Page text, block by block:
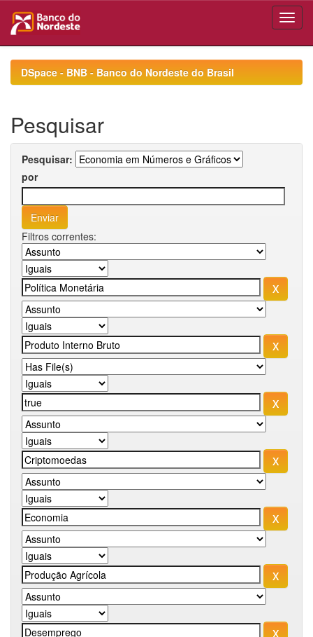
navigationDSpace - BNB - Banco do Nordeste do Brasil
Pesquisar
Pesquisar:
por
Filtros correntes: